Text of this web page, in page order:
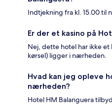
Indtjekning fra kl. 15.00 til
Er der et kasino på
Nej, dette hotel har ikke et
kørsel) ligger i nærheden.
Hvad kan jeg opleve
nærheden?
Hotel HM Balanguera